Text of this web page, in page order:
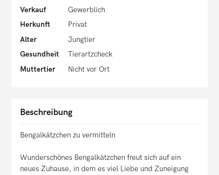
Verkauf
Gewerblich
Herkunft
Privat
Alter
Jungtier
Gesundheit
Tierartzcheck
Muttertier
Nicht vor Ort
Beschreibung
Bengalkätzchen zu vermitteln
Wunderschönes Bengalkätzchen freut sich auf ein
neues Zuhause, in dem es viel Liebe und Zuneigung